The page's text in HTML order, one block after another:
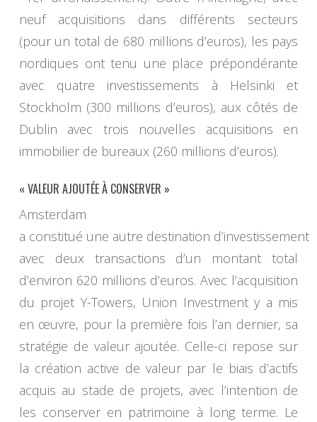
neuf acquisitions dans différents secteurs
(pour un total de 680 millions d’euros), les pays
nordiques ont tenu une place prépondérante
avec quatre investissements à Helsinki et
Stockholm (300 millions d’euros), aux côtés de
Dublin avec trois nouvelles acquisitions en
immobilier de bureaux (260 millions d’euros).
« VALEUR AJOUTÉE À CONSERVER »
Amsterdam
a constitué une autre destination d’investissement
avec deux transactions d’un montant total
d’environ 620 millions d’euros. Avec l’acquisition
du projet Y-Towers, Union Investment y a mis
en œuvre, pour la première fois l’an dernier, sa
stratégie de valeur ajoutée. Celle-ci repose sur
la création active de valeur par le biais d’actifs
acquis au stade de projets, avec l’intention de
les conserver en patrimoine à long terme. Le